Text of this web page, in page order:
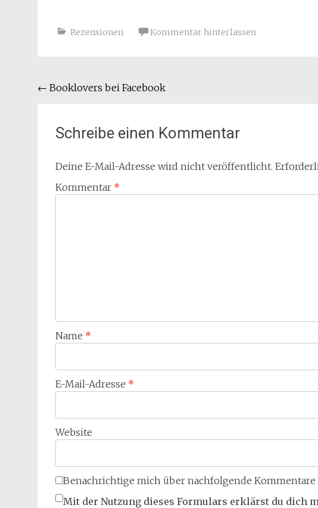
Rezensionen Kommentar hinterlassen
Beitragsnavigation
← Booklovers bei Facebook
Schreibe einen Kommentar
Deine E-Mail-Adresse wird nicht veröffentlicht.
Kommentar *
Name *
E-Mail-Adresse *
Website
Benachrichtige mich über nachfolgende Kommentare
Mit der Nutzung dieses Formulars erklärst du dich